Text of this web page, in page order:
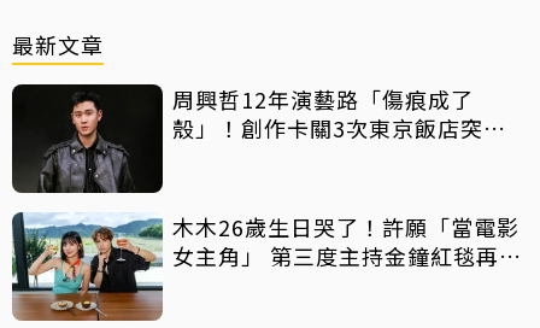
最新文章
周興哲12年演藝路「傷痕成了
殼」！創作卡關3次東京飯店突找
木木26歲生日哭了！許願「當電影
女主角」 第三度主持金鐘紅毯再喊